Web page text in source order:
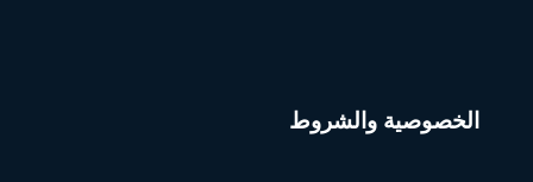
الخصوصية والشروط